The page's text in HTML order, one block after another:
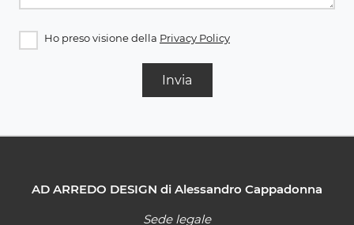
Ho preso visione della Privacy Policy
Invia
AD ARREDO DESIGN di Alessandro Cappadonna
Sede legale